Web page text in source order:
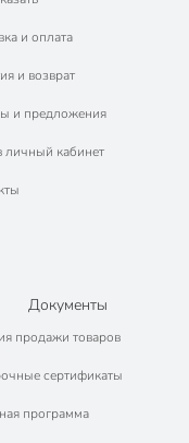
для газовых плит
без фильтра в
носике
GS-04517H-1
12
и оплата
и возврат
и предложения
личный кабинет
Документы
продажи товаров
сертификаты
программа